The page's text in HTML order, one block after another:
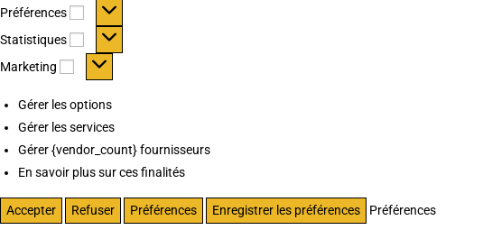
Préférences
Préférences
Statistiques Statistiques
Marketing Marketing
Gérer les options
Gérer les services
Gérer {vendor_count} fournisseurs
En savoir plus sur ces finalités
Accepter Refuser Préférences Enregistrer les préférences Préférences